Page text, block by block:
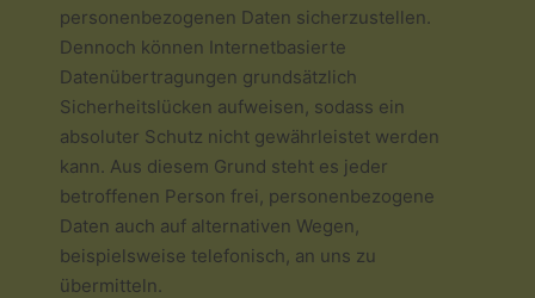
personenbezogenen Daten sicherzustellen.
Dennoch können Internetbasierte
Datenübertragungen grundsätzlich
Sicherheitslücken aufweisen, sodass ein
absoluter Schutz nicht gewährleistet werden
kann. Aus diesem Grund steht es jeder
betroffenen Person frei, personenbezogene
Daten auch auf alternativen Wegen,
beispielsweise telefonisch, an uns zu
übermitteln.